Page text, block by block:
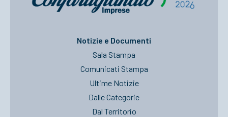
Notizie e Documenti
Sala Stampa
Comunicati Stampa
Ultime Notizie
Dalle Categorie
Dal Territorio